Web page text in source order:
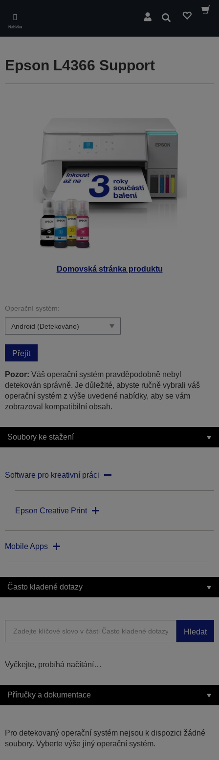
main
content
Nabídka
Hledat
Domovská stránka produktu
Epson L4366 Support
Operační systém:
Přejít
Pozor: Váš operační systém pravděpodobně nebyl
detekován správně. Je důležité, abyste ručně vybrali váš
operační systém z výše uvedené nabídky, aby se vám
zobrazoval kompatibilní obsah.
Soubory ke stažení
Software pro kreativní práci
Epson Creative Print
Mobile Apps
Často kladené dotazy
Hledat
Vyčkejte, probíhá načítání…
Příručky a dokumentace
Pro detekovaný operační systém nejsou k dispozici žádné
soubory. Vyberte výše jiný operační systém.